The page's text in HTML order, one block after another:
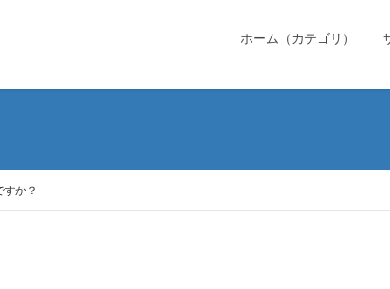
ホーム（カテゴリ）
か？